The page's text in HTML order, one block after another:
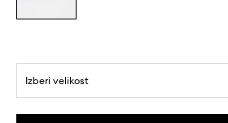
Izberi velikost